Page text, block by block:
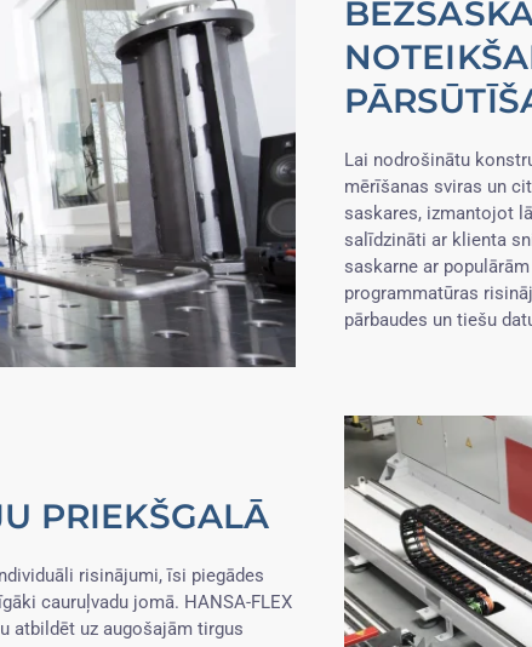
Lai nodrošinātu
mērīšanas sviras un
saskares, izmantojot
salīdzināti ar klienta
saskarne ar
programmatūras
pārbaudes un tiešu
PRIEKŠGALĀ
risinājumi, īsi piegādes
cauruļvadu jomā. HANSA-FLEX
atbildēt uz augošajām tirgus